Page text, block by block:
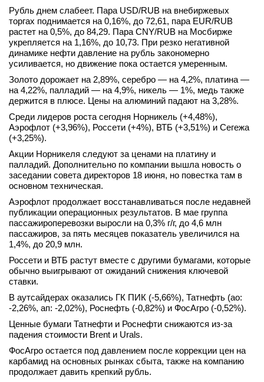
Стать автором
Вход
Рубль днем слабеет. Пара USD/RUB на внебиржевых
торгах поднимается на 0,16%, до 72,61, пара EUR/RUB
растет на 0,5%, до 84,29. Пара CNY/RUB на Мосбирже
укрепляется на 1,16%, до 10,73. При резко негативной
динамике нефти давление на рубль закономерно
усиливается, но движение пока остается умеренным.
Золото дорожает на 2,89%, серебро — на 4,2%, платина —
на 4,22%, палладий — на 4,9%, никель — 1%, медь также
держится в плюсе. Цены на алюминий падают на 3,28%.
Среди лидеров роста сегодня Норникель (+4,48%),
Аэрофлот (+3,96%), Россети (+4%), ВТБ (+3,51%) и Сегежа
(+3,25%).
Акции Норникеля следуют за ценами на платину и
палладий. Дополнительно по компании вышла новость о
заседании совета директоров 18 июня, но повестка там в
основном техническая.
Аэрофлот продолжает восстанавливаться после недавней
публикации операционных результатов. В мае группа
пассажироперевозки выросли на 0,3% г/г, до 4,6 млн
пассажиров, за пять месяцев показатель увеличился на
1,4%, до 20,9 млн.
Россети и ВТБ растут вместе с другими бумагами, которые
обычно выигрывают от ожиданий снижения ключевой
ставки.
В аутсайдерах оказались ГК ПИК (-5,66%), Татнефть (ао:
-2,26%, ап: -2,02%), Роснефть (-0,82%) и ФосАгро (-0,52%).
Ценные бумаги Татнефти и Роснефти снижаются из-за
падения стоимости Brent и Urals.
ФосАгро остается под давлением после коррекции цен на
карбамид на основных рынках сбыта, также на компанию
продолжает давить крепкий рубль.